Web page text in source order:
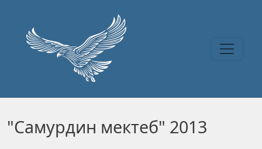
"Самурдин мектеб" 2013